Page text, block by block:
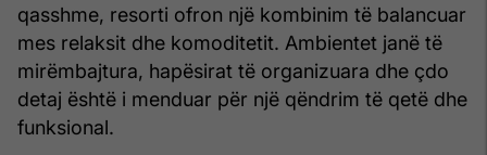
qasshme, resorti ofron një kombinim të balancuar
mes relaksit dhe komoditetit. Ambientet janë të
mirëmbajtura, hapësirat të organizuara dhe çdo
detaj është i menduar për një qëndrim të qetë dhe
funksional.